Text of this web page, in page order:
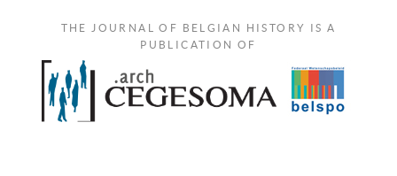
THE JOURNAL OF BELGIAN HISTORY IS A
PUBLICATION OF